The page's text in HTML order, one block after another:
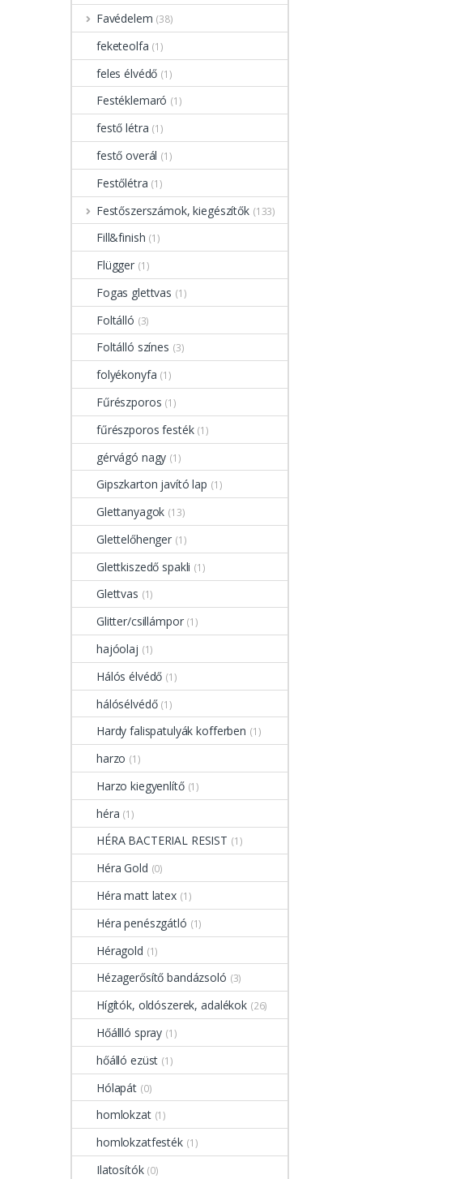
Favédelem (38)
feketeolfa (1)
feles élvédő (1)
Festéklemaró (1)
festő létra (1)
festő overál (1)
Festőlétra (1)
Festőszerszámok, kiegészítők (133)
Fill&finish (1)
Flügger (1)
Fogas glettvas (1)
Foltálló (3)
Foltálló színes (3)
folyékonyfa (1)
Fűrészporos (1)
fűrészporos festék (1)
gérvágó nagy (1)
Gipszkarton javító lap (1)
Glettanyagok (13)
Glettelőhenger (1)
Glettkiszedő spakli (1)
Glettvas (1)
Glitter/csillámpor (1)
hajóolaj (1)
Hálós élvédő (1)
hálósélvédő (1)
Hardy falispatulyák kofferben (1)
harzo (1)
Harzo kiegyenlítő (1)
héra (1)
HÉRA BACTERIAL RESIST (1)
Héra Gold (0)
Héra matt latex (1)
Héra penészgátló (1)
Héragold (1)
Hézagerősítő bandázsoló (3)
Hígítók, oldószerek, adalékok (26)
Hőállló spray (1)
hőálló ezüst (1)
Hólapát (0)
homlokzat (1)
homlokzatfesték (1)
Ilatosítók (0)